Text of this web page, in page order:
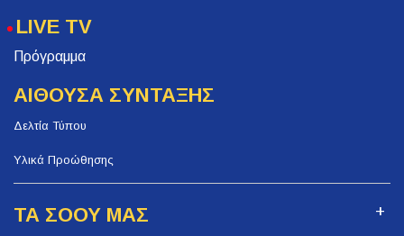
LIVE TV
Πρόγραμμα
ΑΙΘΟΥΣΑ ΣΥΝΤΑΞΗΣ
Δελτία Τύπου
Υλικά Προώθησης
ΤΑ ΣΟΟΥ ΜΑΣ